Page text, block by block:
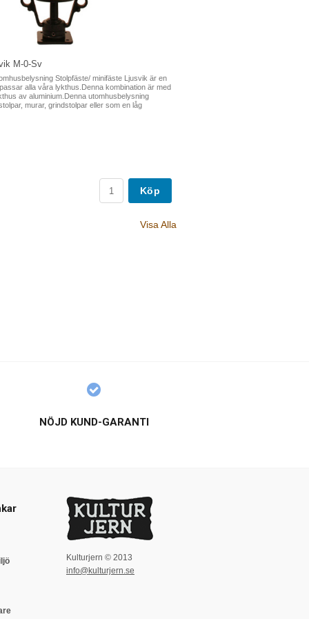
M-0-Sv
Stolpfäste/ minifäste Ljusvik är en
alla våra lykthus.Denna kombination är med
av aluminium.Denna utomhusbelysning
murar, grindstolpar eller som en låg
Köp
Visa Alla
NÖJD KUND-GARANTI
Kulturjern © 2013
info@kulturjern.se